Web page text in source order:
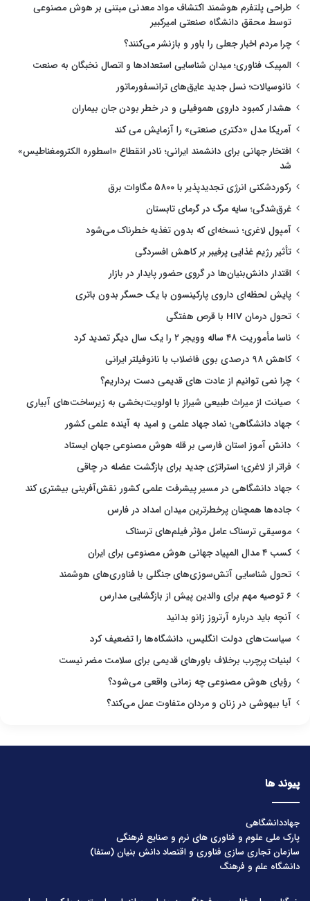
طراحی پلتفرم هوشمند اکتشاف مواد معدنی مبتنی بر هوش مصنوعی
توسط محقق دانشگاه صنعتی امیرکبیر
چرا مردم اخبار جعلی را باور و بازنشر می‌کنند؟
المپیک فناوری؛ میدان شناسایی استعدادها و اتصال نخبگان به صنعت
نانوسیالات؛ نسل جدید عایق‌های ترانسفورماتور
هشدار کمبود داروی هموفیلی و در خطر بودن جان بیماران
آمریکا مدل «دکتری صنعتی» را آزمایش می کند
افتخار جهانی برای دانشمند ایرانی؛ نادر انقطاع «اسطوره الکترومغناطیس»
شد
رکوردشکنی انرژی تجدیدپذیر با ۵۸۰۰ مگاوات برق
غرق‌شدگی؛ سایه مرگ در گرمای تابستان
آمپول لاغری؛ نسخه‌ای که بدون تغذیه خطرناک می‌شود
تأثیر رژیم غذایی پرفیبر بر کاهش افسردگی
اقتدار دانش‌بنیان‌ها در گروی حضور پایدار در بازار
پایش لحظه‌ای داروی پارکینسون با یک حسگر بدون باتری
تحول درمان HIV با قرص هفتگی
ناسا مأموریت ۴۸ ساله وویجر ۲ را یک سال دیگر تمدید کرد
کاهش ۹۸ درصدی بوی فاضلاب با نانوفیلتر ایرانی
چرا نمی توانیم از عادت های قدیمی دست برداریم؟
صیانت از میراث طبیعی شیراز با اولویت‌بخشی به زیرساخت‌های آبیاری
جهاد دانشگاهی؛ نماد جهاد علمی و امید به آینده علمی کشور
دانش آموز استان فارسی بر قله هوش مصنوعی جهان ایستاد
فراتر از لاغری؛ استراتژی جدید برای بازگشت عضله در چاقی
جهاد دانشگاهی در مسیر پیشرفت علمی کشور نقش‌آفرینی بیشتری کند
جاده‌ها همچنان پرخطرترین میدان امداد در فارس
موسیقی ترسناک عامل مؤثر فیلم‌های ترسناک
کسب ۴ مدال المپیاد جهانی هوش مصنوعی برای ایران
تحول شناسایی آتش‌سوزی‌های جنگلی با فناوری‌های هوشمند
۶ توصیه مهم برای والدین پیش از بازگشایی مدارس
آنچه باید درباره آرتروز زانو بدانید
سیاست‌های دولت انگلیس، دانشگاه‌ها را تضعیف کرد
لبنیات پرچرب برخلاف باورهای قدیمی برای سلامت مضر نیست
رؤیای هوش مصنوعی چه زمانی واقعی می‌شود؟
آیا بیهوشی در زنان و مردان متفاوت عمل می‌کند؟
پیوند ها
جهاددانشگاهی
پارک ملی علوم و فناوری های نرم و صنایع فرهنگی
سازمان تجاری سازی فناوری و اقتصاد دانش بنیان (ستفا)
دانشگاه علم و فرهنگ